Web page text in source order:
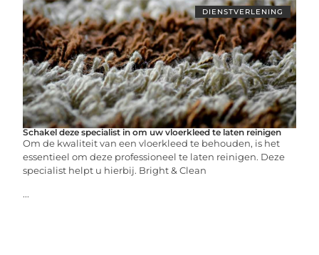
DIENSTVERLENING
Schakel deze specialist in om uw vloerkleed te laten reinigen
Om de kwaliteit van een vloerkleed te behouden, is het
essentieel om deze professioneel te laten reinigen. Deze
specialist helpt u hierbij. Bright & Clean
...